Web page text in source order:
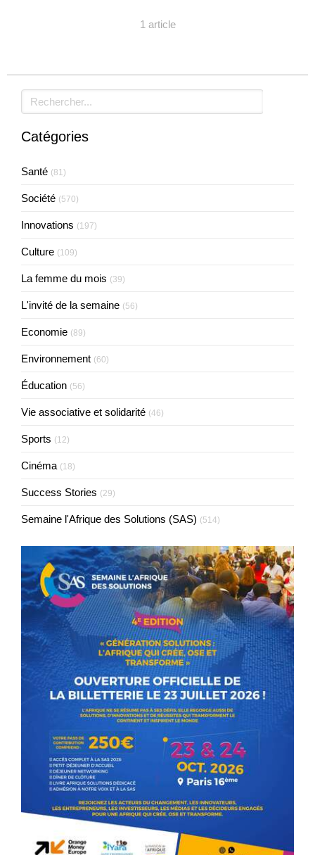
1 article
Rechercher
Catégories
Santé (81)
Société (570)
Innovations (197)
Culture (109)
La femme du mois (39)
L'invité de la semaine (56)
Economie (89)
Environnement (60)
Éducation (56)
Vie associative et solidarité (46)
Sports (12)
Cinéma (18)
Success Stories (29)
Semaine l'Afrique des Solutions (SAS) (514)